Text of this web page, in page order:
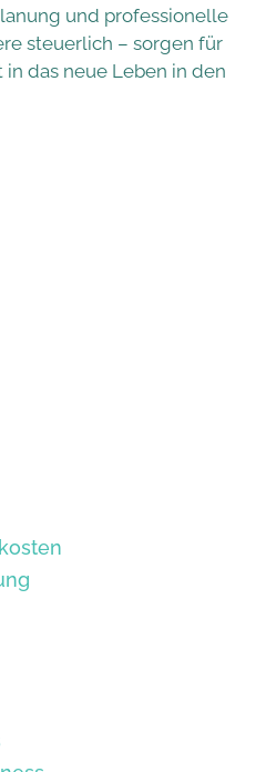
und professionelle
steuerlich – sorgen für
das neue Leben in den